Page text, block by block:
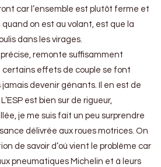
car l’ensemble est plutôt ferme et
quand on est au volant, est que la
dans les virages.
remonte suffisamment
certains effets de couple se font
devenir génants. Il en est de
est bien sur de rigueur,
je me suis fait un peu surprendre
délivrée aux roues motrices. On
de savoir d’où vient le problème car
pneumatiques Michelin et à leurs